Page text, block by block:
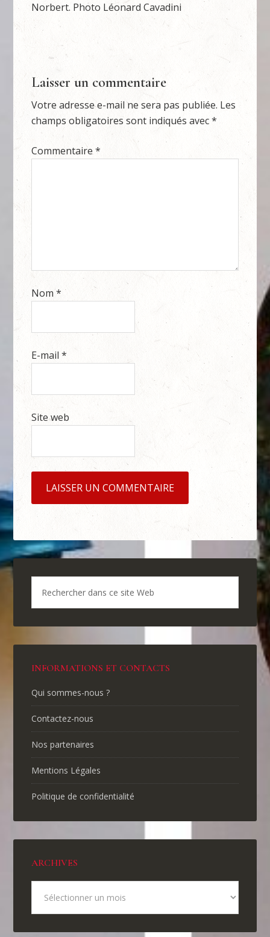
Norbert. Photo Léonard Cavadini
Laisser un commentaire
Votre adresse e-mail ne sera pas publiée. Les
champs obligatoires sont indiqués avec*
Commentaire*
Nom*
E-mail*
Site web
INFORMATIONS ET CONTACTS
Qui sommes-nous ?
Contactez-nous
Nos partenaires
Mentions Légales
Politique de confidentialité
ARCHIVES